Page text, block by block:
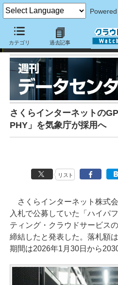
カテゴリ 過去記事
週刊データセンターWatch：
さくらインターネットの
PHY」を気象庁が採用へ
リスト
さくらインターネット株式
入札で公募していた「ハイパ
ティング・クラウドサービス
締結したと発表した。落札額
期間は2026年1月30日から